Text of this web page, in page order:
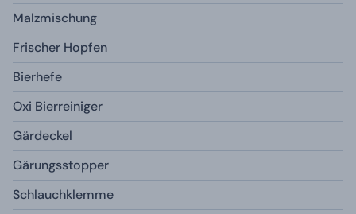
Malzmischung
Frischer Hopfen
Bierhefe
Oxi Bierreiniger
Gärdeckel
Gärungsstopper
Schlauchklemme